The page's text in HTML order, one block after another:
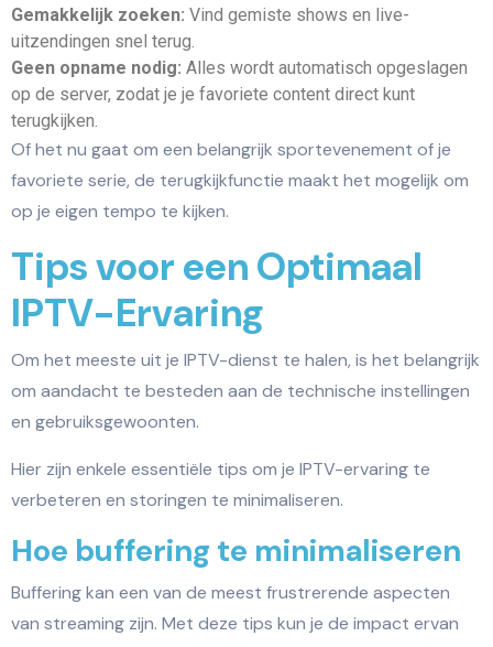
Gemakkelijk zoeken: Vind gemiste shows en live-
uitzendingen snel terug.
Geen opname nodig: Alles wordt automatisch opgeslagen
op de server, zodat je je favoriete content direct kunt
terugkijken.
Of het nu gaat om een belangrijk sportevenement of je
favoriete serie, de terugkijkfunctie maakt het mogelijk om
op je eigen tempo te kijken.
Tips voor een Optimaal
IPTV-Ervaring
Om het meeste uit je IPTV-dienst te halen, is het belangrijk
om aandacht te besteden aan de technische instellingen
en gebruiksgewoonten.
Hier zijn enkele essentiële tips om je IPTV-ervaring te
verbeteren en storingen te minimaliseren.
Hoe buffering te minimaliseren
Buffering kan een van de meest frustrerende aspecten
van streaming zijn. Met deze tips kun je de impact ervan